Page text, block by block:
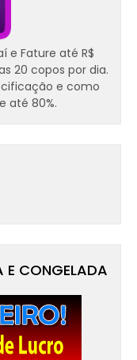
e Fature até R$
20 copos por dia.
e como
até 80%.
E CONGELADA